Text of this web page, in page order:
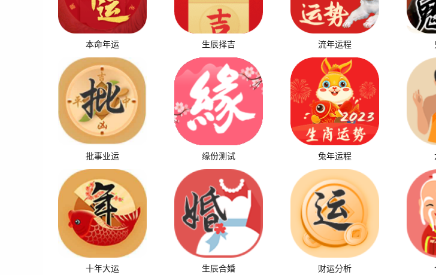
本命年运 生辰择吉 流年运程
批事业运 缘份测试 兔年运程
十年大运 生辰合婚 财运分析